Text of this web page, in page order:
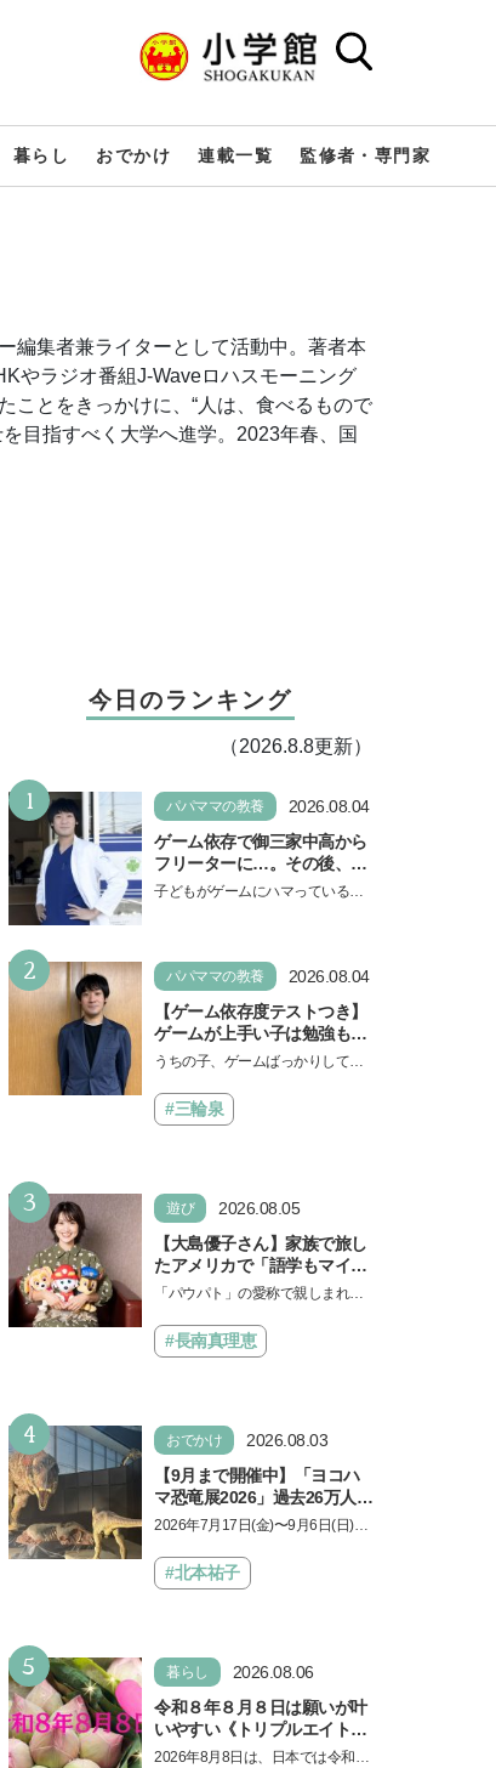
暮らし おでかけ 連載一覧 監修者・専門家
編集者兼ライターとして活動中。著者本
やラジオ番組J-Waveロハスモーニング
ことをきっかけに、“人は、食べるもので
目指すべく大学へ進学。2023年春、国
今日のランキング
（2026.8.8更新）
1 パパママの教養
2026.08.04
ゲーム依存で御三家中高から
フリーターに…。その後、医
学部へ逆転合格した現役医師
子どもがゲームにハマっている
2 パパママの教養
2026.08.04
【ゲーム依存度テストつき】
ゲームが上手い子は勉強もで
きる？御三家中高卒でゲーマ
えるゲームしながら受験で勝
つためのメソッド
うちの子、ゲームばっかりしてい
言し、子どもとトラブルになる家
庭は多いもの。でも…
#三輪泉
3 遊び
2026.08.05
【大島優子さん】家族で旅し
たアメリカで「語学もマイン
ドも！ 子どもの成長はすごか
『パウ・パトロール ザ・ダイ
ノ・ムービー』ではあきらめ
「パウパト」の愛称で親しまれる
の劇場版シリーズ第3弾、映画『パ
ウ・パトロール ザ…
#長南真理恵
4 おでかけ
2026.08.03
【9月まで開催中】「ヨコハ
マ恐竜展2026」過去26万人を
動員した恐竜展が9年ぶりに
しむポイントを完全ガイド
2026年7月17日(金)〜9月6日(日)、
「ヨコハマ恐竜展2026〜恐竜の食
卓大図鑑〜」が開催…
#北本祐子
5 暮らし
2026.08.06
令和８年８月８日は願いが叶
いやすい《トリプルエイト》
の日！ 13日の獅子座の新月
2026年8月8日は、日本では令和8